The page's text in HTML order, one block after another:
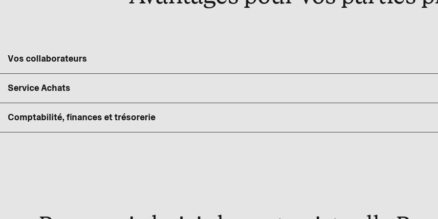
Vos collaborateurs
Service Achats
Comptabilité, finances et trésorerie